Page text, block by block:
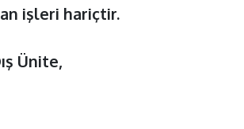
işleri hariçtir.
Ünite,